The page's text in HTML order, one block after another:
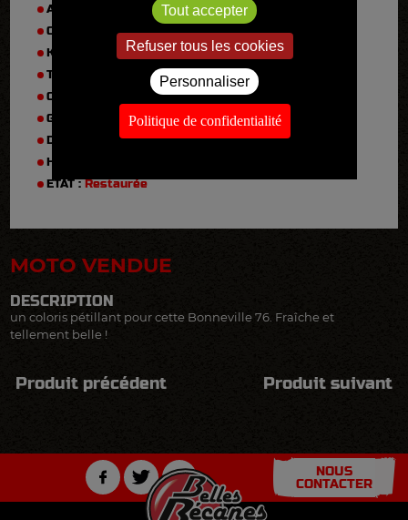
ANNÉE :
CYLINDRÉE :750 cm
KM :
TYPE :
T140V Bonneville
CARTE GRISE :
Collection
GARANTIE :
Non
DIAGNOSTIC MÉCANIQUE :Oui
HISTORIQUE :
ETAT :Restaurée
MOTO VENDUE
DESCRIPTION
un coloris pétillant pour cette Bonneville 76. Fraîche et
tellement belle !
Produit précédent Produit suivant
NOUS
CONTACTER
Tout accepter
Refuser tous les cookies
Personnaliser
Politique de confidentialité